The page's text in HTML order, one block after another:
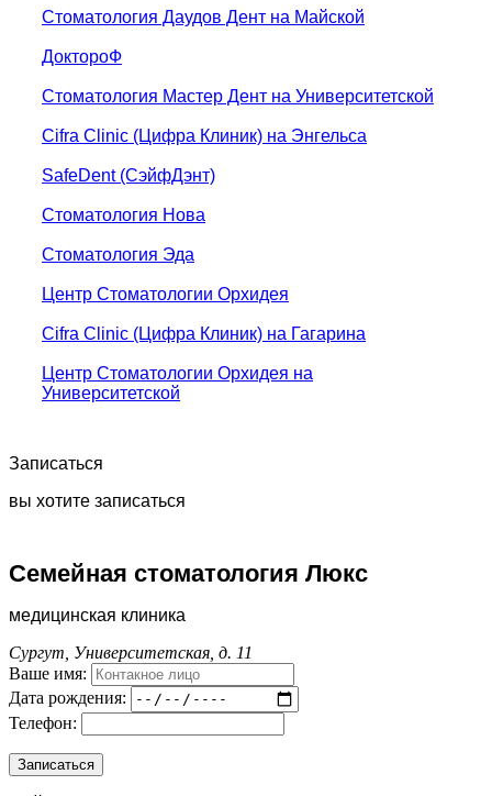
Стоматология Даудов Дент на Майской
ДоктороФ
Стоматология Мастер Дент на Университетской
Cifra Clinic (Цифра Клиник) на Энгельса
SafeDent (СэйфДэнт)
Стоматология Нова
Стоматология Эда
Центр Стоматологии Орхидея
Cifra Clinic (Цифра Клиник) на Гагарина
Центр Стоматологии Орхидея на
Университетской
Записаться
вы хотите записаться
Семейная стоматология Люкс
медицинская клиника
Сургут, Университетская, д. 11
Ваше имя:
Дата рождения:
Телефон: